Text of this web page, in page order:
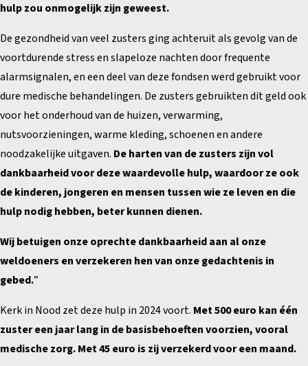
hulp zou onmogelijk zijn geweest.
De gezondheid van veel zusters ging achteruit als gevolg van de
voortdurende stress en slapeloze nachten door frequente
alarmsignalen, en een deel van deze fondsen werd gebruikt voor
dure medische behandelingen. De zusters gebruikten dit geld ook
voor het onderhoud van de huizen, verwarming,
nutsvoorzieningen, warme kleding, schoenen en andere
noodzakelijke uitgaven. De harten van de zusters zijn vol
dankbaarheid voor deze waardevolle hulp, waardoor ze ook
de kinderen, jongeren en mensen tussen wie ze leven en die
hulp nodig hebben, beter kunnen dienen.
Wij betuigen onze oprechte dankbaarheid aan al onze
weldoeners en verzekeren hen van onze gedachtenis in
gebed.”
Kerk in Nood zet deze hulp in 2024 voort. Met 500 euro kan één
zuster een jaar lang in de basisbehoeften voorzien, vooral
medische zorg. Met 45 euro is zij verzekerd voor een maand.